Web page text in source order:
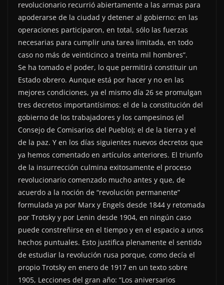
revolucionario recurrió abiertamente a las armas para
apoderarse de la ciudad y detener al gobierno: en las
operaciones participaron, en total, sólo las fuerzas
necesarias para cumplir una tarea limitada, en todo
caso no más de veinticinco a treinta mil hombres”.
Se ha tomado el poder, lo que permitirá constituir un
Estado obrero. Aunque está por hacer y no en las
mejores condiciones, ya el mismo día 26 se promulgan
tres decretos importantísimos: el de la constitución del
gobierno de los trabajadores y los campesinos (el
Consejo de Comisarios del Pueblo); el de la tierra y el
de la paz. Y en los días siguientes nuevos decretos que
ya hemos comentado en artículos anteriores. El triunfo
de la insurrección culmina exitosamente el proceso
revolucionario comenzado mucho antes y que, de
acuerdo a la noción de “revolución permanente”
formulada ya por Marx y Engels desde 1844 y retomada
por Trotsky y por Lenin desde 1904, en ningún caso
puede constreñirse en el tiempo y en el espacio a unos
hechos puntuales. Esto justifica plenamente el sentido
de estudiar la revolución rusa porque, como decía el
propio Trotsky en enero de 1917 en un texto sobre
1905, Lecciones del gran año: “Los aniversarios